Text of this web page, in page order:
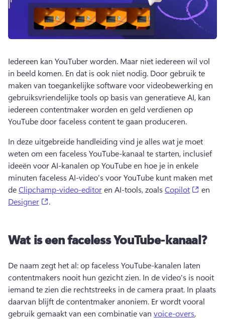
Iedereen kan YouTuber worden. Maar niet iedereen wil vol
in beeld komen. En dat is ook niet nodig. Door gebruik te
maken van toegankelijke software voor videobewerking en
gebruiksvriendelijke tools op basis van generatieve AI, kan
iedereen contentmaker worden en geld verdienen op
YouTube door faceless content te gaan produceren.
In deze uitgebreide handleiding vind je alles wat je moet
weten om een faceless YouTube-kanaal te starten, inclusief
ideeën voor AI-kanalen op YouTube en hoe je in enkele
minuten faceless AI-video's voor YouTube kunt maken met
de Clipchamp-video-editor en AI-tools, zoals Copilot
en
Designer
.
Wat is een faceless YouTube-kanaal?
De naam zegt het al: op faceless YouTube-kanalen laten
contentmakers nooit hun gezicht zien. In de video's is nooit
iemand te zien die rechtstreeks in de camera praat. In plaats
daarvan blijft de contentmaker anoniem. Er wordt vooral
gebruik gemaakt van een combinatie van voice-overs,